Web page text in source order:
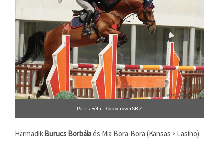
Petrik Béla – Copycrown SB Z
Harmadik Burucs Borbálaés Mia Bora-Bora (Kansas × Lasino).